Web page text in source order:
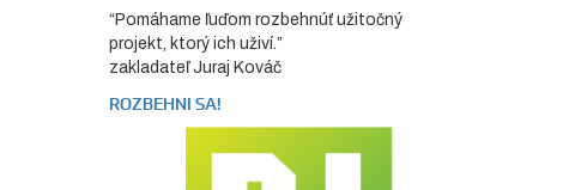
“Pomáhame ľuďom rozbehnúť užitočný
projekt, ktorý ich uživí.”
zakladateľ Juraj Kováč
ROZBEHNI SA!